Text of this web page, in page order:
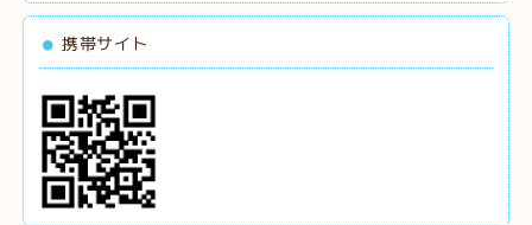
携帯サイト